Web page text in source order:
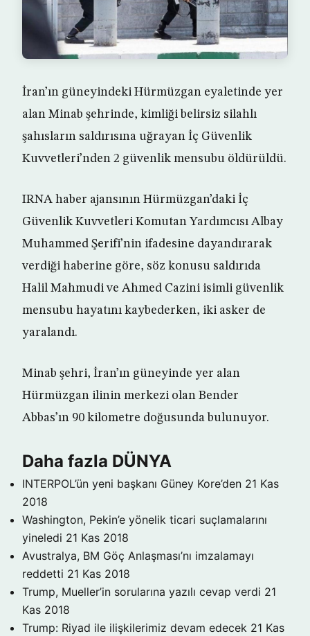
İran’ın güneyindeki Hürmüzgan eyaletinde yer
alan Minab şehrinde, kimliği belirsiz silahlı
şahısların saldırısına uğrayan İç Güvenlik
Kuvvetleri’nden 2 güvenlik mensubu öldürüldü.
IRNA haber ajansının Hürmüzgan’daki İç
Güvenlik Kuvvetleri Komutan Yardımcısı Albay
Muhammed Şerifi’nin ifadesine dayandırarak
verdiği haberine göre, söz konusu saldırıda
Halil Mahmudi ve Ahmed Cazini isimli güvenlik
mensubu hayatını kaybederken, iki asker de
yaralandı.
Minab şehri, İran’ın güneyinde yer alan
Hürmüzgan ilinin merkezi olan Bender
Abbas’ın 90 kilometre doğusunda bulunuyor.
Daha fazla DÜNYA
INTERPOL’ün yeni başkanı Güney Kore’den 21 Kas
2018
Washington, Pekin’e yönelik ticari suçlamalarını
yineledi 21 Kas 2018
Avustralya, BM Göç Anlaşması’nı imzalamayı
reddetti 21 Kas 2018
Trump, Mueller’in sorularına yazılı cevap verdi 21
Kas 2018
Trump: Riyad ile ilişkilerimiz devam edecek 21 Kas